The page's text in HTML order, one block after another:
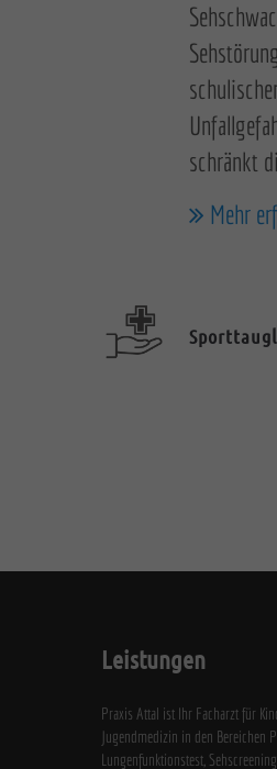
schränkt
Mehr
Leistungen
Praxis Attal ist Ihr Facharzt für
Jugendmedizin in den Bereichen
Lungenfunktionstest,